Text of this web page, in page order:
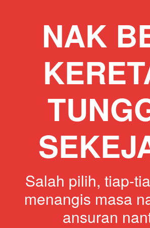
NAK
Salah pilih, tiap-
menangis masa
ansuran